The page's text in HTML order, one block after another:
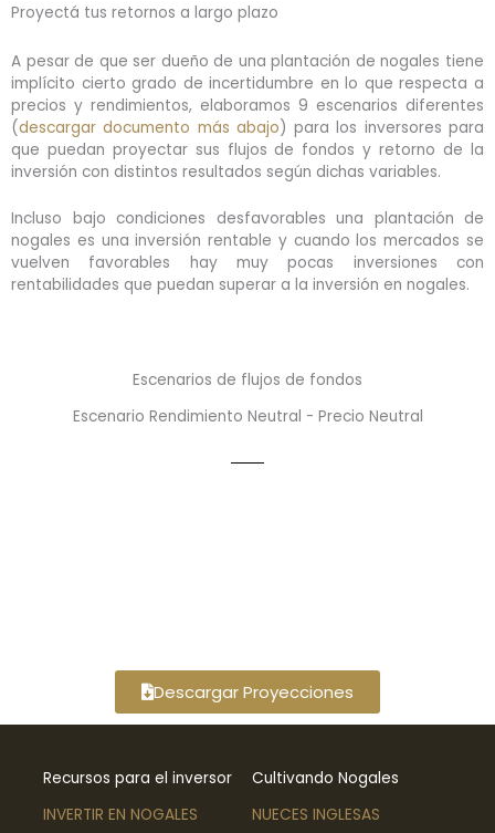
Proyectá tus retornos a largo plazo
A pesar de que ser dueño de una plantación de nogales tiene
implícito cierto grado de incertidumbre en lo que respecta a
precios y rendimientos, elaboramos 9 escenarios diferentes
(descargar documento más abajo) para los inversores para
que puedan proyectar sus flujos de fondos y retorno de la
inversión con distintos resultados según dichas variables.
Incluso bajo condiciones desfavorables una plantación de
nogales es una inversión rentable y cuando los mercados se
vuelven favorables hay muy pocas inversiones con
rentabilidades que puedan superar a la inversión en nogales.
Escenarios de flujos de fondos
Escenario Rendimiento Neutral - Precio Neutral
Descargar Proyecciones
Recursos para el inversor
INVERTIR EN NOGALES
Cultivando Nogales
NUECES INGLESAS